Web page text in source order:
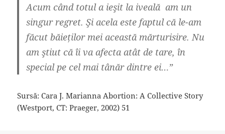
Acum când totul a ieşit la iveală am un
singur regret. Şi acela este faptul că le-am
făcut băieților mei această mărturisire. Nu
am ştiut că îi va afecta atât de tare, în
special pe cel mai tânăr dintre ei…”
Sursă: Cara J. Marianna Abortion: A Collective Story
(Westport, CT: Praeger, 2002) 51